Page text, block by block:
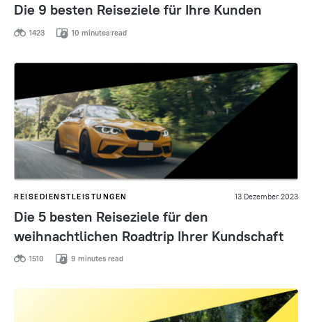
Die 9 besten Reiseziele für Ihre Kunden
1423 10 minutes read
REISEDIENSTLEISTUNGEN 13 Dezember 2023
Die 5 besten Reiseziele für den
weihnachtlichen Roadtrip Ihrer Kundschaft
1510 9 minutes read